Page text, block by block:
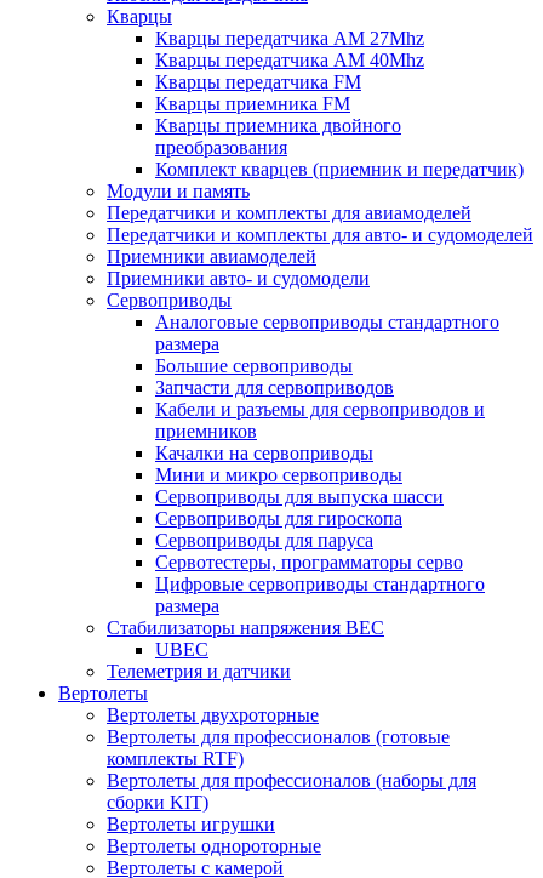
Кварцы
Кварцы передатчика AM 27Mhz
Кварцы передатчика AM 40Mhz
Кварцы передатчика FM
Кварцы приемника FM
Кварцы приемника двойного
преобразования
Комплект кварцев (приемник и передатчик)
Модули и память
Передатчики и комплекты для авиамоделей
Передатчики и комплекты для авто- и судомоделей
Приемники авиамоделей
Приемники авто- и судомодели
Сервоприводы
Аналоговые сервоприводы стандартного
размера
Большие сервоприводы
Запчасти для сервоприводов
Кабели и разъемы для сервоприводов и
приемников
Качалки на сервоприводы
Мини и микро сервоприводы
Сервоприводы для выпуска шасси
Сервоприводы для гироскопа
Сервоприводы для паруса
Сервотестеры, программаторы серво
Цифровые сервоприводы стандартного
размера
Стабилизаторы напряжения BEC
UBEC
Телеметрия и датчики
Вертолеты
Вертолеты двухроторные
Вертолеты для профессионалов (готовые
комплекты RTF)
Вертолеты для профессионалов (наборы для
сборки KIT)
Вертолеты игрушки
Вертолеты однороторные
Вертолеты с камерой